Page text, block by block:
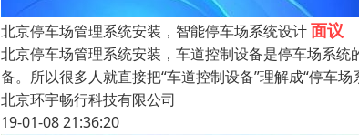
北京停车场管理系统安装，智能停车场系统设计面议
北京停车场管理系统安装，车道控制设备是停车场系
备。所以很多人就直接把“车道控制设备”理解成“停车
北京环宇畅行科技有限公司
19-01-08 21:36:20